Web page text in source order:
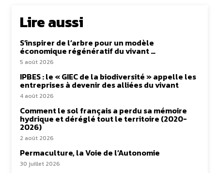
Lire aussi
S’inspirer de l’arbre pour un modèle
économique régénératif du vivant …
5 août 2026
IPBES : le « GIEC de la biodiversité » appelle les
entreprises à devenir des alliées du vivant
4 août 2026
Comment le sol français a perdu sa mémoire
hydrique et déréglé tout le territoire (2020-
2026)
2 août 2026
Permaculture, la Voie de l’Autonomie
30 juillet 2026